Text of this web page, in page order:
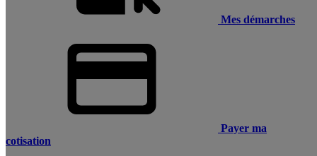
Mes démarches
Payer ma
cotisation